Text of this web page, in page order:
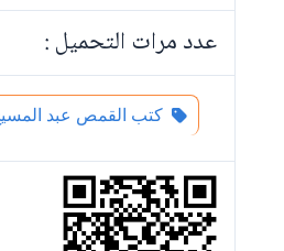
عدد مرات التحميل :
كتب القمص عبد المسيح